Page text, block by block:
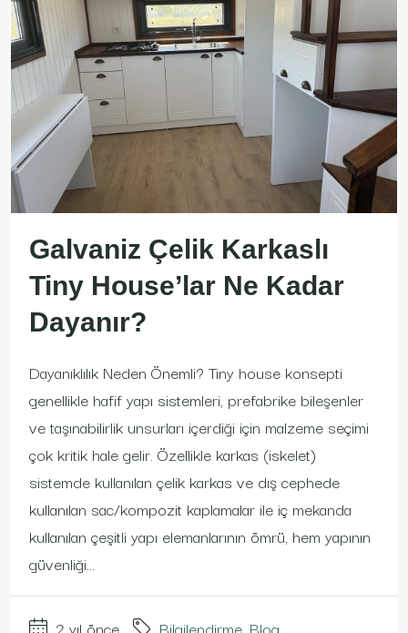
Galvaniz Çelik Karkaslı
Tiny House’lar Ne Kadar
Dayanır?
Dayanıklılık Neden Önemli? Tiny house konsepti
genellikle hafif yapı sistemleri, prefabrike bileşenler
ve taşınabilirlik unsurları içerdiği için malzeme seçimi
çok kritik hale gelir. Özellikle karkas (iskelet)
sistemde kullanılan çelik karkas ve dış cephede
kullanılan sac/kompozit kaplamalar ile iç mekanda
kullanılan çeşitli yapı elemanlarının ömrü, hem yapının
güvenliği...